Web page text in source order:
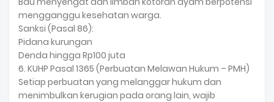
mengganggu kesehatan warga.
Sanksi (Pasal 86):
Pidana kurungan
Denda hingga Rp100 juta
6. KUHP Pasal 1365 (Perbuatan Melawan Hukum – PMH)
Setiap perbuatan yang melanggar hukum dan
menimbulkan kerugian pada orang lain, wajib